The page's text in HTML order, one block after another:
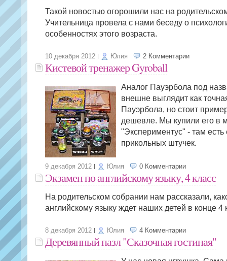
Такой новостью огорошили нас на
Учительница провела с нами беседу о
особенностях этого возраста.
10 декабря 2012 Юлия 2 Комментарии
Кистевой тренажер Gyroball
Аналог Пауэрбола под
внешне выглядит как
Пауэрбола, но стоит
дешевле. Мы купили его в
"Экспериментус" - там
прикольных штучек.
9 декабря 2012 Юлия 0 Комментарии
Экзамен по английскому языку, 4 класс
На родительском собрании нам рассказали,
английскому языку ждет наших детей в конце 4
8 декабря 2012 Юлия 4 Комментарии
Деревянный пазл "Сказочная гостиная"